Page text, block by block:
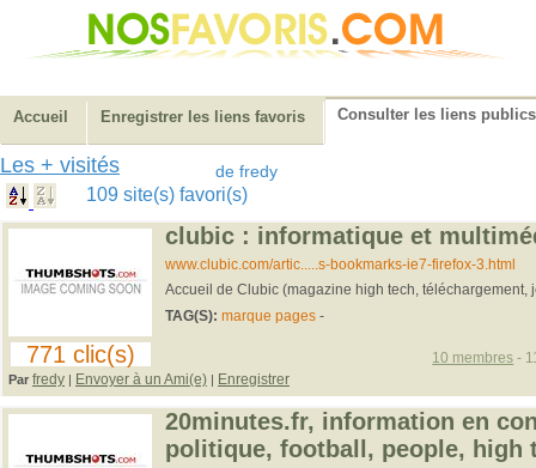
Accueil Enregistrer les liens favoris Consulter les liens publics
Les + visités de fredy
109 site(s) favori(s)
771 clic(s)
clubic : informatique et
www.clubic.com/artic.....s-bookmarks-ie7-firefox-3.html
Accueil de Clubic (magazine high tech, téléchargement,
TAG(S): marque pages-
Par fredy | Envoyer à un Ami(e) | Enregistrer
10 membres -
20minutes.fr, information en
politique, football, people, high